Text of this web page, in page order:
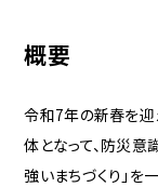
概要
令和7年の新春を迎
体となって、防災意
強いまちづくり」を